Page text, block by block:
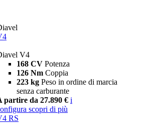
V4
168 CV Potenza
126 Nm Coppia
223 kg Peso in ordine di marcia
senza carburante
partire da 27.890 € i
scopri di più
RS